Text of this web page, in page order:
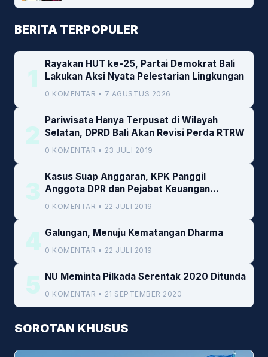
BERITA TERPOPULER
1
Rayakan HUT ke-25, Partai Demokrat Bali
Lakukan Aksi Nyata Pelestarian Lingkungan
0 KOMENTAR • 7 AGUSTUS 2026
2
Pariwisata Hanya Terpusat di Wilayah
Selatan, DPRD Bali Akan Revisi Perda RTRW
0 KOMENTAR • 23 JULI 2019
3
Kasus Suap Anggaran, KPK Panggil
Anggota DPR dan Pejabat Keuangan
Kemenkeu
0 KOMENTAR • 22 JULI 2019
4 Galungan, Menuju Kematangan Dharma
0 KOMENTAR • 22 JULI 2019
5 NU Meminta Pilkada Serentak 2020 Ditunda
0 KOMENTAR • 21 SEPTEMBER 2020
SOROTAN KHUSUS